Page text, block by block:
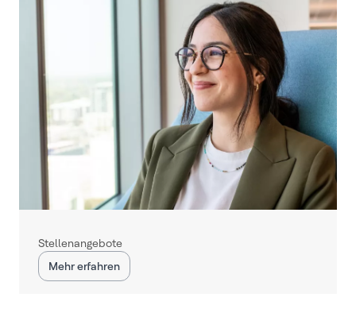
Stellenangebote
Mehr erfahren